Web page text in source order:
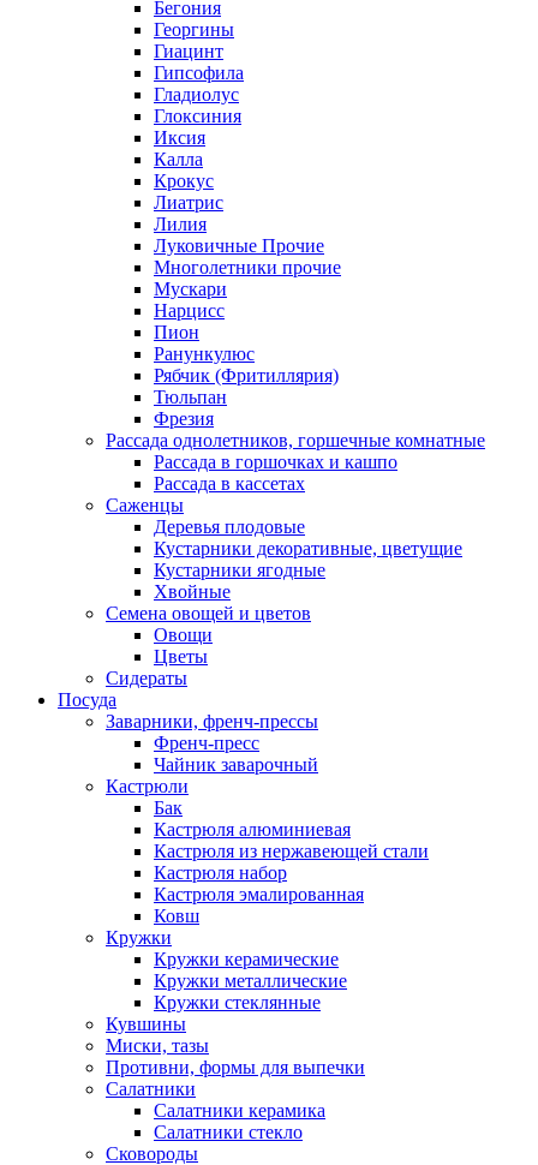
Бегония
Георгины
Гиацинт
Гипсофила
Гладиолус
Глоксиния
Иксия
Калла
Крокус
Лиатрис
Лилия
Луковичные Прочие
Многолетники прочие
Мускари
Нарцисс
Пион
Ранункулюс
Рябчик (Фритиллярия)
Тюльпан
Фрезия
Рассада однолетников, горшечные комнатные
Рассада в горшочках и кашпо
Рассада в кассетах
Саженцы
Деревья плодовые
Кустарники декоративные, цветущие
Кустарники ягодные
Хвойные
Семена овощей и цветов
Овощи
Цветы
Сидераты
Посуда
Заварники, френч-прессы
Френч-пресс
Чайник заварочный
Кастрюли
Бак
Кастрюля алюминиевая
Кастрюля из нержавеющей стали
Кастрюля набор
Кастрюля эмалированная
Ковш
Кружки
Кружки керамические
Кружки металлические
Кружки стеклянные
Кувшины
Миски, тазы
Противни, формы для выпечки
Салатники
Салатники керамика
Салатники стекло
Сковороды